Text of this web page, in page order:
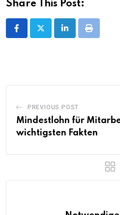
Share This Post:
LinkedInPrint
PREVIOUS POST
Mindestlohn für
wichtigsten Fakten